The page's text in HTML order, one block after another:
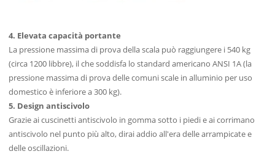
4. Elevata capacità portante
La pressione massima di prova della scala può raggiungere i 540 kg
(circa 1200 libbre), il che soddisfa lo standard americano ANSI 1A (la
pressione massima di prova delle comuni scale in alluminio per uso
domestico è inferiore a 300 kg).
5. Design antiscivolo
Grazie ai cuscinetti antiscivolo in gomma sotto i piedi e ai corrimano
antiscivolo nel punto più alto, dirai addio all'era delle arrampicate e
delle oscillazioni.